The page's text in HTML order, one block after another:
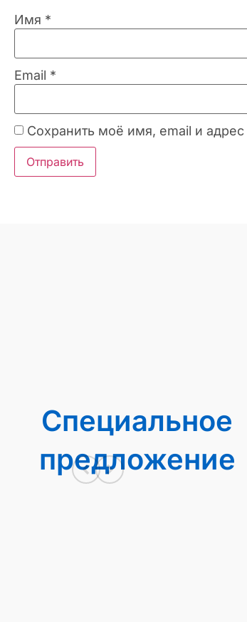
Имя *
Email *
Сохранить моё имя, email и
Специальное
предложение